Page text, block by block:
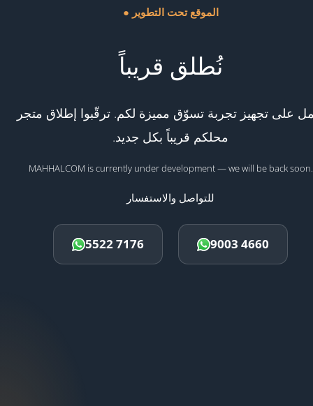
● الموقع تحت التطوير
نُطلق قريباً
على تجهيز تجربة تسوّق مميزة لكم. ترقّبوا إطلاق متجر
محلكم قريباً بكل جديد.
MAHHALCOM is currently under development — we will be back soon.
للتواصل والاستفسار
5522 7176 9003 4660